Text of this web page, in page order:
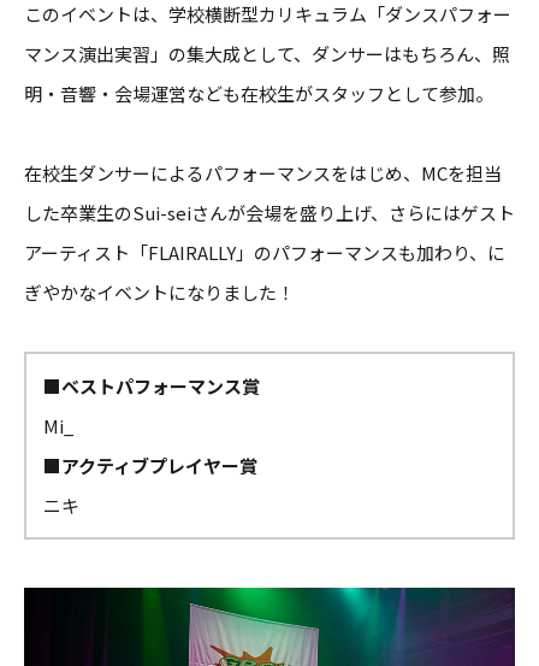
このイベントは、学校横断型カリキュラム「ダンスパフォー
マンス演出実習」の集大成として、ダンサーはもちろん、照
明・音響・会場運営なども在校生がスタッフとして参加。
在校生ダンサーによるパフォーマンスをはじめ、MCを担当
した卒業生のSui-seiさんが会場を盛り上げ、さらにはゲスト
アーティスト「FLAIRALLY」のパフォーマンスも加わり、に
ぎやかなイベントになりました！
■ベストパフォーマンス賞
Mi_
■アクティブプレイヤー賞
ニキ